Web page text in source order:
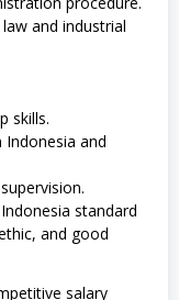
and industrial
skills.
and
standard
and good
salary